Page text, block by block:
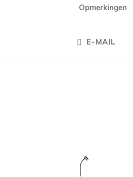
Opmerkingen
E-MAIL